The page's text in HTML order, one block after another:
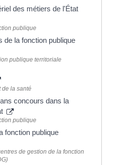
des métiers de l'État
publique
de la fonction publique
publique territoriale
de la santé
concours dans la
publique
fonction publique
de gestion de la fonction